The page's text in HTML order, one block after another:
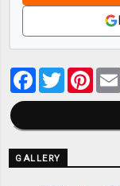
Facebook
Twitter
GALLERY